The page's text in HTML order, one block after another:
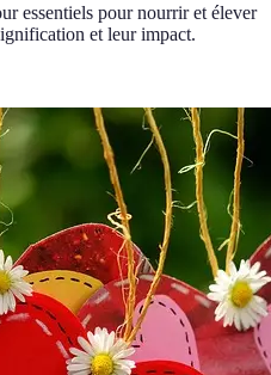
essentiels pour nourrir et élever
et leur impact.